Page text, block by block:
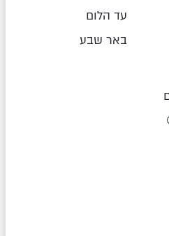
עד הלום
באר שבע